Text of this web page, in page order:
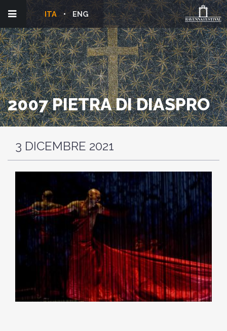
ENG
ITA
2007 PIETRA DI DIASPRO
3 DICEMBRE 2021